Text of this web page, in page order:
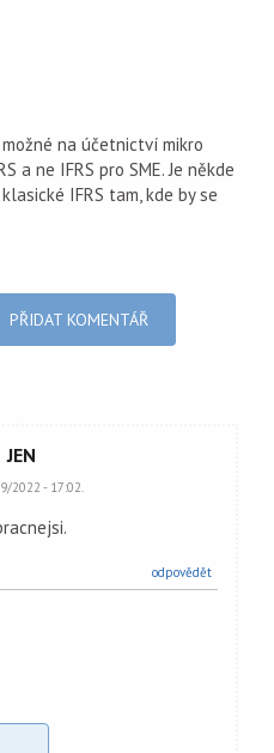
na účetnictví mikro
a ne IFRS pro SME. Je někde
IFRS tam, kde by se
PŘIDAT KOMENTÁŘ
2022 - 17:02.
odpovědět